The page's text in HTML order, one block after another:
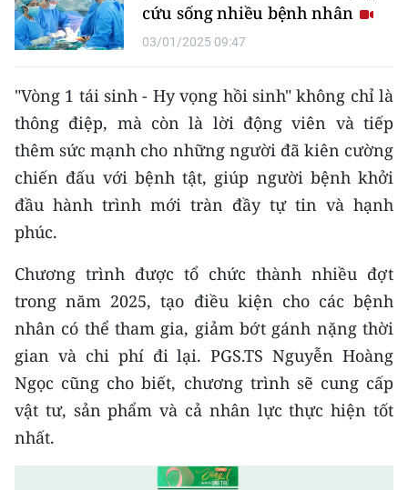
cứu sống nhiều bệnh nhân
03/01/2025 09:47
"Vòng 1 tái sinh - Hy vọng hồi sinh" không chỉ là
thông điệp, mà còn là lời động viên và tiếp
thêm sức mạnh cho những người đã kiên cường
chiến đấu với bệnh tật, giúp người bệnh khởi
đầu hành trình mới tràn đầy tự tin và hạnh
phúc.
Chương trình được tổ chức thành nhiều đợt
trong năm 2025, tạo điều kiện cho các bệnh
nhân có thể tham gia, giảm bớt gánh nặng thời
gian và chi phí đi lại. PGS.TS Nguyễn Hoàng
Ngọc cũng cho biết, chương trình sẽ cung cấp
vật tư, sản phẩm và cả nhân lực thực hiện tốt
nhất.